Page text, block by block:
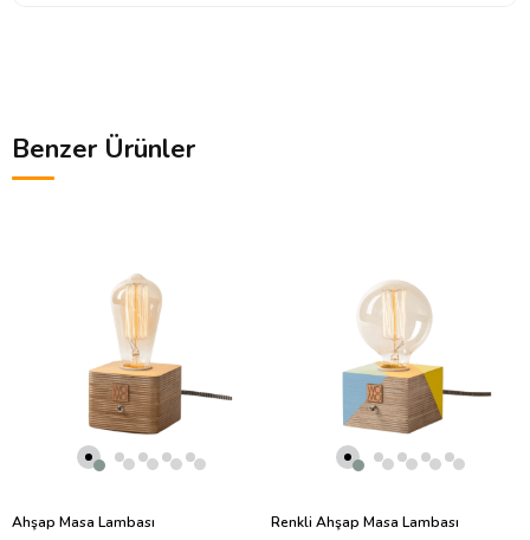
Benzer Ürünler
Ahşap Masa Lambası
Renkli Ahşap Masa Lambası